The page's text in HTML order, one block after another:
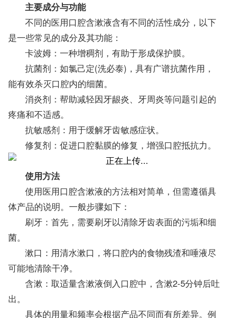
主要成分与功能
不同的医用口腔含漱液含有不同的活性成分，以下
是一些常见的成分及其功能：
卡波姆：一种增稠剂，有助于形成保护膜。
抗菌剂：如氯己定(洗必泰)，具有广谱抗菌作用，
能有效杀灭口腔内的细菌。
消炎剂：帮助减轻因牙龈炎、牙周炎等问题引起的
疼痛和不适感。
抗敏感剂：用于缓解牙齿敏感症状。
修复剂：促进口腔黏膜的修复，增强口腔抵抗力。
使用方法
使用医用口腔含漱液的方法相对简单，但需遵循具
体产品的说明。一般步骤如下：
刷牙：首先，需要刷牙以清除牙齿表面的污垢和细
菌。
漱口：用清水漱口，将口腔内的食物残渣和唾液尽
可能地清除干净。
含漱：取适量含漱液倒入口腔中，含漱2-5分钟后吐
出。
具体的用量和频率会根据产品不同而有所差异。例